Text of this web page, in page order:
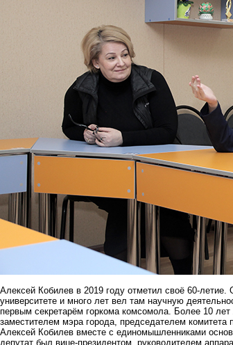
Алексей Кобилев в 2019 году отметил своё 60-
университете и много лет вел там научную
первым секретарём горкома комсомола. Более 10
заместителем мэра города, председателем
Алексей Кобилев вместе с единомышленниками
депутат был вице-президентом, руководителем